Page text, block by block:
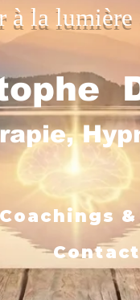
la
Coachings
Contact